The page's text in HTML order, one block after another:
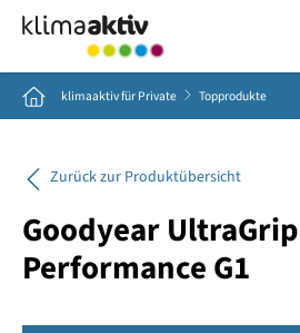
Home klimaaktiv für Private Topprodukte
Zurück zur Produktübersicht
Goodyear UltraGrip
Performance G1